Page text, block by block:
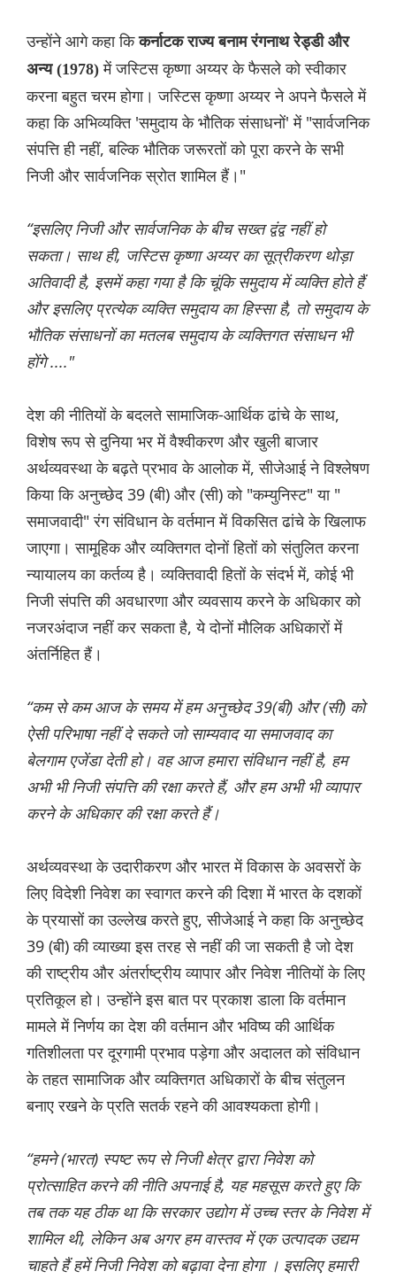
उन्होंने आगे कहा किकर्नाटक राज्य बनाम रंगनाथ रेड्डी और
अन्य (1978) में जस्टिस कृष्णा अय्यर के फैसले को स्वीकार
करना बहुत चरम होगा। जस्टिस कृष्णा अय्यर ने अपने फैसले में
कहा कि अभिव्यक्ति 'समुदाय के भौतिक संसाधनों' में "सार्वजनिक
संपत्ति ही नहीं, बल्कि भौतिक जरूरतों को पूरा करने के सभी
निजी और सार्वजनिक स्रोत शामिल हैं।"
“इसलिए निजी और सार्वजनिक के बीच सख्त द्वंद्व नहीं हो
सकता। साथ ही, जस्टिस कृष्णा अय्यर का सूत्रीकरण थोड़ा
अतिवादी है, इसमें कहा गया है कि चूंकि समुदाय में व्यक्ति होते हैं
और इसलिए प्रत्येक व्यक्ति समुदाय का हिस्सा है, तो समुदाय के
भौतिक संसाधनों का मतलब समुदाय के व्यक्तिगत संसाधन भी
होंगे ...."
देश की नीतियों के बदलते सामाजिक-आर्थिक ढांचे के साथ,
विशेष रूप से दुनिया भर में वैश्वीकरण और खुली बाजार
अर्थव्यवस्था के बढ़ते प्रभाव के आलोक में, सीजेआई ने विश्लेषण
किया कि अनुच्छेद 39 (बी) और (सी) को "कम्युनिस्ट" या "
समाजवादी" रंग संविधान के वर्तमान में विकसित ढांचे के खिलाफ
जाएगा। सामूहिक और व्यक्तिगत दोनों हितों को संतुलित करना
न्यायालय का कर्तव्य है। व्यक्तिवादी हितों के संदर्भ में, कोई भी
निजी संपत्ति की अवधारणा और व्यवसाय करने के अधिकार को
नजरअंदाज नहीं कर सकता है, ये दोनों मौलिक अधिकारों में
अंतर्निहित हैं।
“कम से कम आज के समय में हम अनुच्छेद 39(बी) और (सी) को
ऐसी परिभाषा नहीं दे सकते जो साम्यवाद या समाजवाद का
बेलगाम एजेंडा देती हो। वह आज हमारा संविधान नहीं है, हम
अभी भी निजी संपत्ति की रक्षा करते हैं, और हम अभी भी व्यापार
करने के अधिकार की रक्षा करते हैं।
अर्थव्यवस्था के उदारीकरण और भारत में विकास के अवसरों के
लिए विदेशी निवेश का स्वागत करने की दिशा में भारत के दशकों
के प्रयासों का उल्लेख करते हुए, सीजेआई ने कहा कि अनुच्छेद
39 (बी) की व्याख्या इस तरह से नहीं की जा सकती है जो देश
की राष्ट्रीय और अंतर्राष्ट्रीय व्यापार और निवेश नीतियों के लिए
प्रतिकूल हो। उन्होंने इस बात पर प्रकाश डाला कि वर्तमान
मामले में निर्णय का देश की वर्तमान और भविष्य की आर्थिक
गतिशीलता पर दूरगामी प्रभाव पड़ेगा और अदालत को संविधान
के तहत सामाजिक और व्यक्तिगत अधिकारों के बीच संतुलन
बनाए रखने के प्रति सतर्क रहने की आवश्यकता होगी।
“हमने (भारत) स्पष्ट रूप से निजी क्षेत्र द्वारा निवेश को
प्रोत्साहित करने की नीति अपनाई है, यह महसूस करते हुए कि
तब तक यह ठीक था कि सरकार उद्योग में उच्च स्तर के निवेश में
शामिल थी, लेकिन अब अगर हम वास्तव में एक उत्पादक उद्यम
चाहते हैं हमें निजी निवेश को बढ़ावा देना होगा । इसलिए हमारी